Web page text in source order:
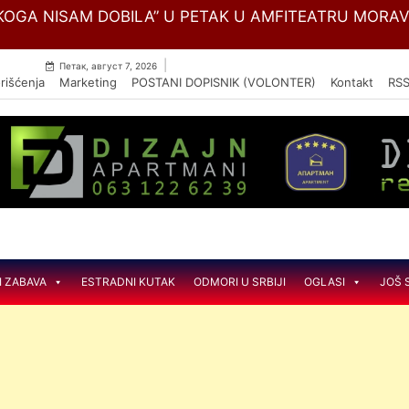
Skip
BOLESTI ,,DEDINJE“ MENJA NAZIV U
Петак, август 7, 2026
Marketing POSTANI DOPISNIK (VOLONTER) Kontakt RSS
ZABAVA ESTRADNI KUTAK ODMORI U SRBIJI OGLASI JOŠ